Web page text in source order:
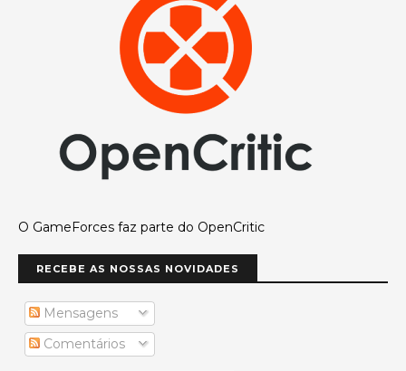
O GameForces faz parte do OpenCritic
RECEBE AS NOSSAS NOVIDADES
Mensagens
Comentários